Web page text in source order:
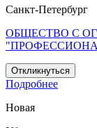
Санкт-Петербург
ОБЩЕСТВО С
Откликнуться
Подробнее
Новая